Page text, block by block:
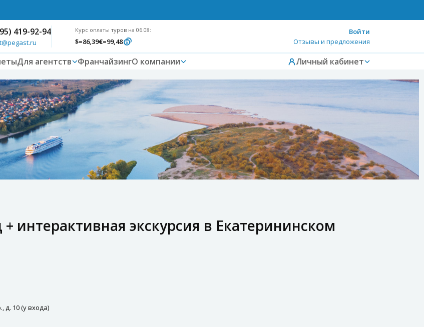
419-92-94 Курс оплаты туров на 06.08:
$=86,39€=99,48
Войти
Отзывы и предложения
Для агентств ФранчайзингО компании Личный кабинет
интерактивная экскурсия в Екатерининском
д. 10 (у входа)